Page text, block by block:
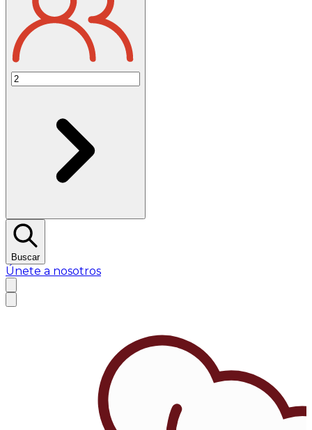
Buscar
Únete a nosotros